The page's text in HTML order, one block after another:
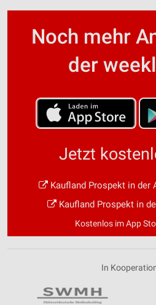
Noch mehr
der
Jetzt
Kaufland Prospekt in der
Kaufland Prospekt in
Kostenlos im App
In